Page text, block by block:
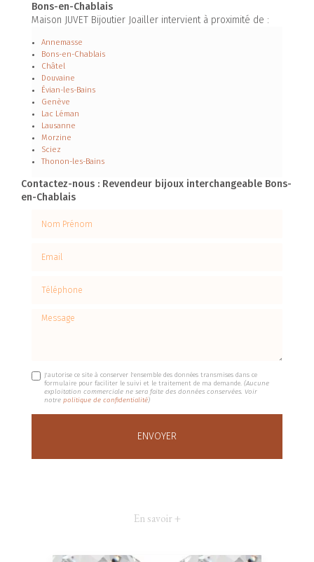
Bons-en-Chablais
Maison JUVET Bijoutier Joailler intervient à proximité de :
Annemasse
Bons-en-Chablais
Châtel
Douvaine
Évian-les-Bains
Genève
Lac Léman
Lausanne
Morzine
Sciez
Thonon-les-Bains
Contactez-nous : Revendeur bijoux interchangeable Bons-
en-Chablais
Message
J'autorise ce site à conserver l'ensemble des données transmises dans ce
formulaire pour faciliter le suivi et le traitement de ma demande.(Aucune
exploitation commerciale ne sera faite des données conservées. Voir
notrepolitique de confidentialité)
En savoir +